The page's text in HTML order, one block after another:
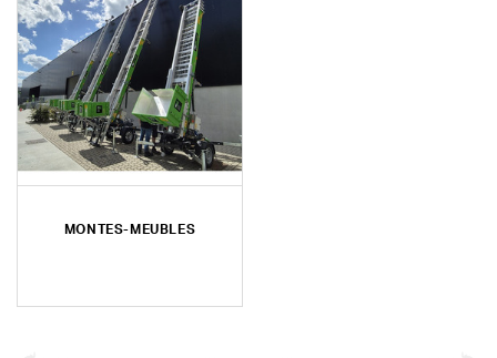
MONTES-MEUBLES